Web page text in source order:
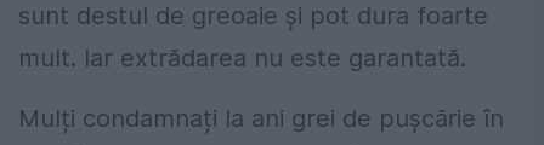
sunt destul de greoaie și pot dura foarte
mult. Iar extrădarea nu este garantată.
Mulți condamnați la ani grei de pușcărie în